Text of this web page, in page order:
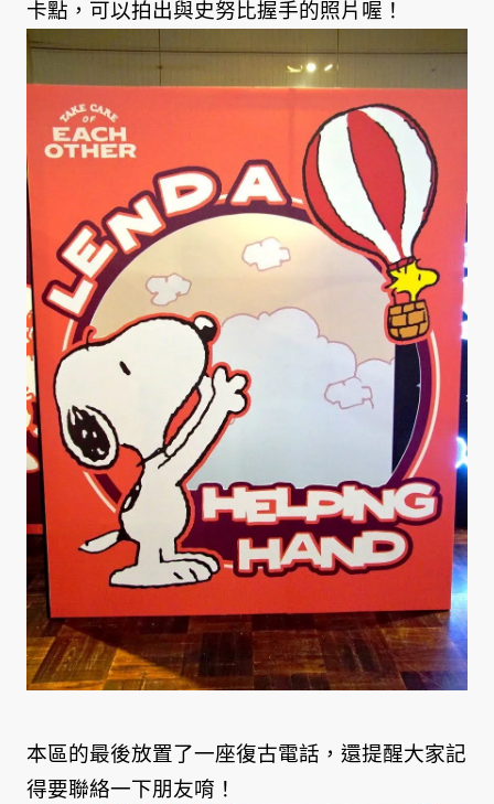
卡點，可以拍出與史努比握手的照片喔！
本區的最後放置了一座復古電話，還提醒大家記
得要聯絡一下朋友唷！